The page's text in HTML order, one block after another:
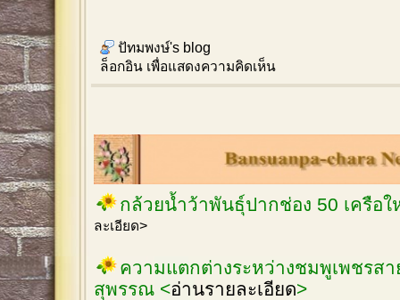
ปัทมพงษ์'s blog
ล็อกอิน เพื่อแสดงความคิดเห็น
กล้วยน้ำว้าพันธุ์ปากช่อง 50 เครือ
ละเอียด>
ความแตกต่างระหว่างชมพูเพชรส
สุพรรณ <อ่านรายละเอียด>